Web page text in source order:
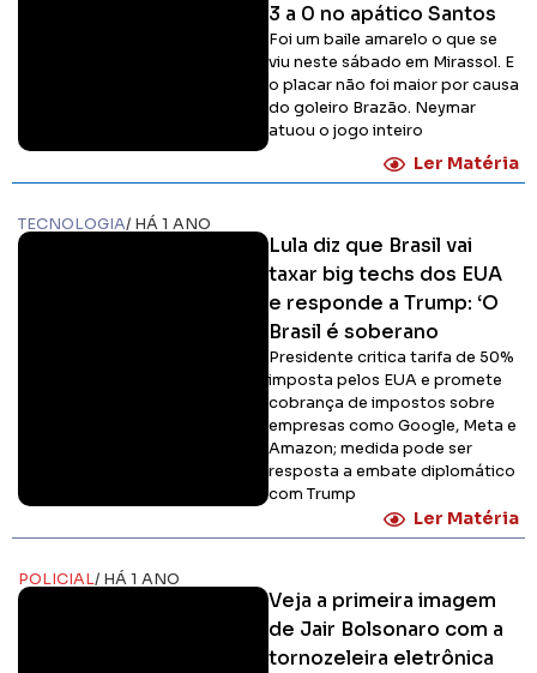
3 a 0 no apático Santos
Foi um baile amarelo o que se
viu neste sábado em Mirassol. E
o placar não foi maior por causa
do goleiro Brazão. Neymar
atuou o jogo inteiro
Ler Matéria
TECNOLOGIA/ HÁ 1 ANO
Lula diz que Brasil vai
taxar big techs dos EUA
e responde a Trump: ‘O
Brasil é soberano
Presidente critica tarifa de 50%
imposta pelos EUA e promete
cobrança de impostos sobre
empresas como Google, Meta e
Amazon; medida pode ser
resposta a embate diplomático
com Trump
Ler Matéria
POLICIAL/ HÁ 1 ANO
Veja a primeira imagem
de Jair Bolsonaro com a
tornozeleira eletrônica